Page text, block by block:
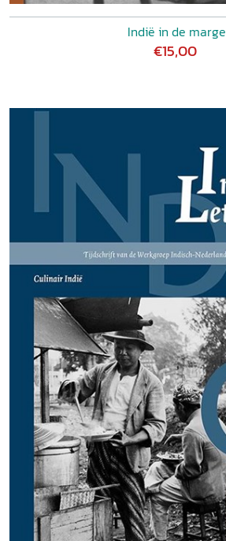
Indië in de marge
€15,00